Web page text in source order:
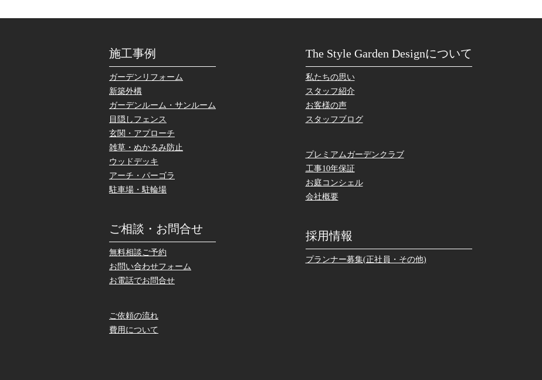
施工事例
ガーデンリフォーム
新築外構
ガーデンルーム・サンルーム
目隠しフェンス
玄関・アプローチ
雑草・ぬかるみ防止
ウッドデッキ
アーチ・パーゴラ
駐車場・駐輪場
ご相談・お問合せ
無料相談ご予約
お問い合わせフォーム
お電話でお問合せ
ご依頼の流れ
費用について
The Style Garden Designについて
私たちの思い
スタッフ紹介
お客様の声
スタッフブログ
プレミアムガーデンクラブ
工事10年保証
お庭コンシェル
会社概要
採用情報
プランナー募集(正社員・その他)